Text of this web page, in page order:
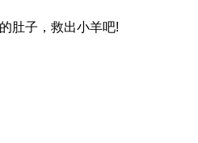
肚子，救出小羊吧!